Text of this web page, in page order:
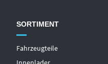
SORTIMENT
Fahrzeugteile